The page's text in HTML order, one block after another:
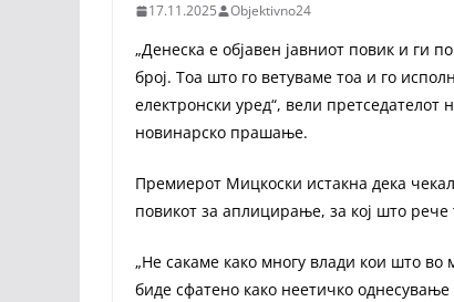
17.11.2025 Objektivno24
„Денеска е објавен јавниот повик и ги
број. Тоа што го ветуваме тоа и го
електронски уред“, вели претседателот
новинарско прашање.
Премиерот Мицкоски истакна дека
повикот за аплицирање, за кој што
„Не сакаме како многу влади кои што
биде сфатено како неетичко